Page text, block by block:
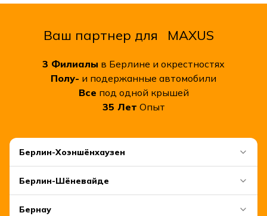
Ваш партнер для MAXUS
3 Филиалы в Берлине и окрестностях
Полу- и подержанные автомобили
Все под одной крышей
35 Лет Опыт
Берлин-Хоэншёнхаузен
Берлин-Шёневайде
Бернау